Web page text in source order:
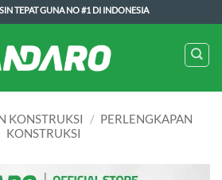
TEPAT GUNA NO #1 DI INDONESIA
KONSTRUKSI / PERLENGKAPAN
KONSTRUKSI